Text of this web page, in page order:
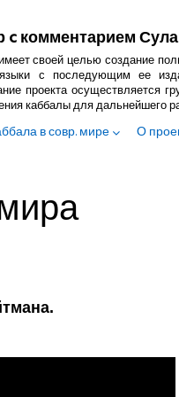
c комментарием
своей целью создание
языки с последующим ее
проекта осуществляется
каббалы для дальнейшего
в совр. мире О